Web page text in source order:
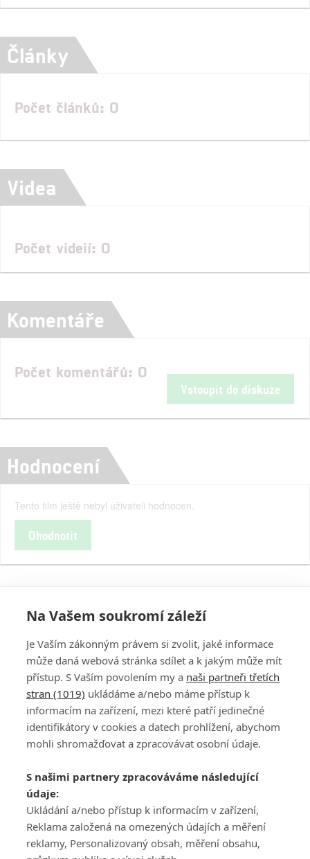
Články
Počet článků: 0
Videa
Počet videií: 0
Komentáře
Počet komentářů: 0
Vstoupit do diskuze
Hodnocení
Tento film ještě nebyl uživateli hodnocen.
Ohodnotit
PŘIHLÁSIT
REGISTROVAT
DISKUZE
Šéfredaktorkou webu jePetr Slavík, e-mailserialy@fandimefilmu.cz
Máte-li zájem o inzerci na našem webu napište nám na e-mail
studio@koncal.com
Ochrana osobních údajů|Zásady používání cookies |Pravidla webu
Upravit nastavení soukromí
Na Vašem soukromí záleží
Je Vaším zákonným právem si zvolit, jaké informace
může daná webová stránka sdílet a k jakým může mít
přístup. S Vaším povolením my a naši partneři třetích
stran (1019) ukládáme a/nebo máme přístup k
informacím na zařízení, mezi které patří jedinečné
identifikátory v cookies a datech prohlížení, abychom
mohli shromažďovat a zpracovávat osobní údaje.
S našimi partnery zpracováváme následující
údaje:
Ukládání a/nebo přístup k informacím v zařízení,
Reklama založená na omezených údajích a měření
reklamy, Personalizovaný obsah, měření obsahu,